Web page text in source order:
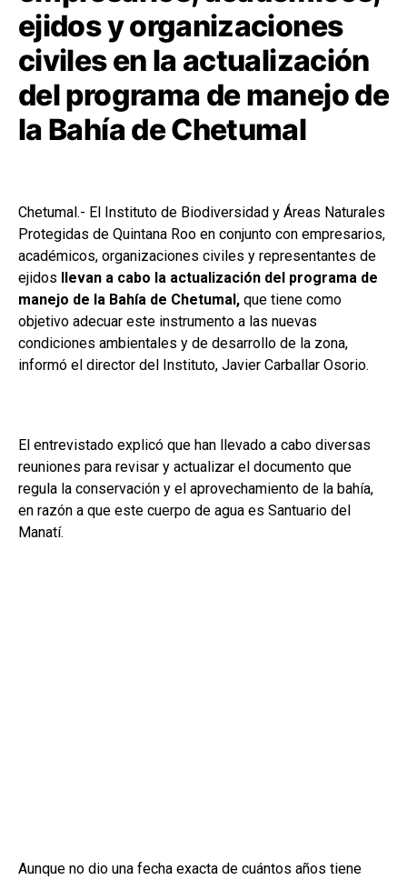
ejidos y organizaciones
civiles en la actualización
del programa de manejo de
la Bahía de Chetumal
Chetumal.- El Instituto de Biodiversidad y Áreas Naturales
Protegidas de Quintana Roo en conjunto con empresarios,
académicos, organizaciones civiles y representantes de
ejidos llevan a cabo la actualización del programa de
manejo de la Bahía de Chetumal, que tiene como
objetivo adecuar este instrumento a las nuevas
condiciones ambientales y de desarrollo de la zona,
informó el director del Instituto, Javier Carballar Osorio.
El entrevistado explicó que han llevado a cabo diversas
reuniones para revisar y actualizar el documento que
regula la conservación y el aprovechamiento de la bahía,
en razón a que este cuerpo de agua es Santuario del
Manatí.
Aunque no dio una fecha exacta de cuántos años tiene